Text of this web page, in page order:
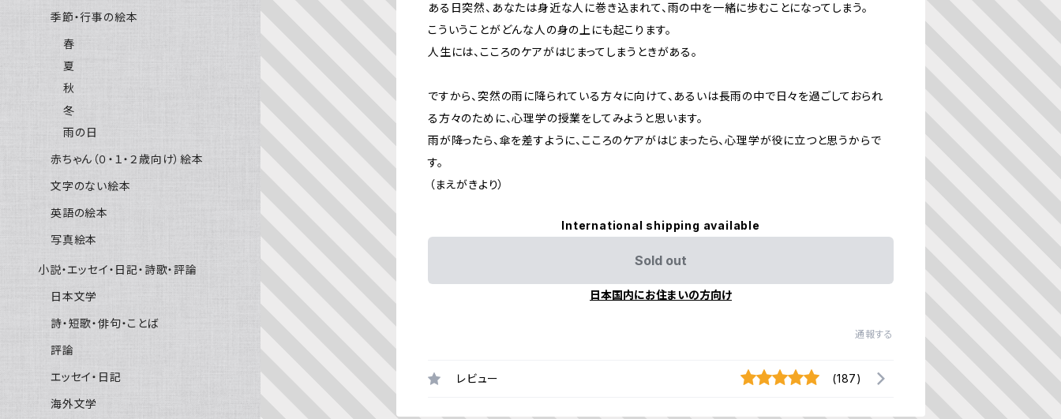
ある日突然、あなたは身近な人に巻き込まれて、雨の中を一緒に歩むことになってしまう。
こういうことがどんな人の身の上にも起こります。
人生には、こころのケアがはじまってしまうときがある。
ですから、突然の雨に降られている方々に向けて、あるいは長雨の中で日々を過ごしておられ
る方々のために、心理学の授業をしてみようと思います。
雨が降ったら、傘を差すように、こころのケアがはじまったら、心理学が役に立つと思うからで
す。
――（まえがきより）
International shipping available
Sold out
日本国内にお住まいの方向け
通報する
レビュー (187)
季節・行事の絵本
春
夏
秋
冬
雨の日
赤ちゃん（０・１・２歳向け）絵本
文字のない絵本
英語の絵本
写真絵本
小説・エッセイ・日記・詩歌・評論
日本文学
詩・短歌・俳句・ことば
評論
エッセイ・日記
海外文学